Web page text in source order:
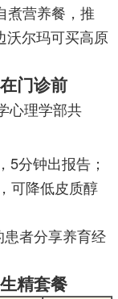
煮营养餐，推
沃尔玛可买高原
门诊前
心理学部共
5分钟出报告；
可降低皮质醇
患者分享养育经
精套餐